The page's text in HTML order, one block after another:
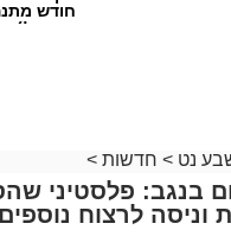
חודש
החגים!)
נט > חדשות >
בנגב: פלסטיני
וניסה לרצוח